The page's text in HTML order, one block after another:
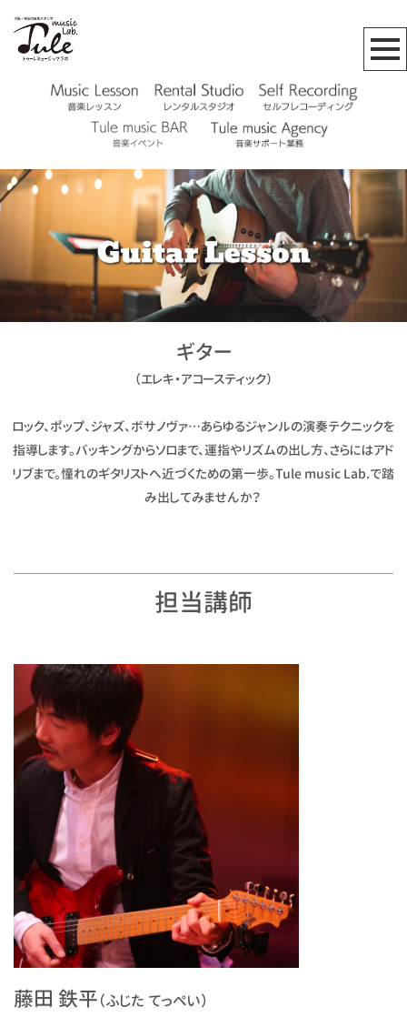
ギター
（エレキ・アコースティック）
ロック、ポップ、ジャズ、ボサノヴァ…あらゆるジャンルの演奏テクニックを
指導します。バッキングからソロまで、運指やリズムの出し方、さらにはアド
リブまで。憧れのギタリストへ近づくための第一歩。Tule music Lab.で踏
み出してみませんか？
担当講師
藤田 鉄平（ふじた てっぺい）